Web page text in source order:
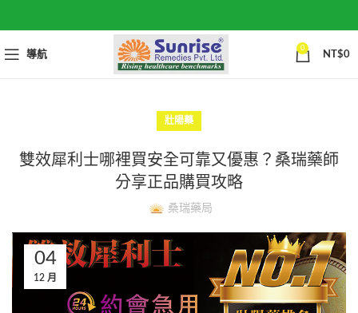
導航
0
NT$0
壯陽藥
雙效犀利士哪裡買安全可靠又優惠？桑瑞藥師
分享正品購買攻略
桑瑞藥局
04
12 月